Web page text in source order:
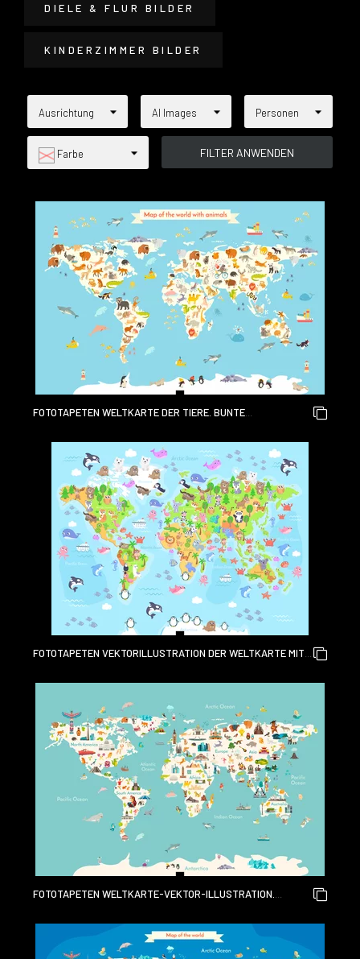
DIELE & FLUR BILDER
KINDERZIMMER BILDER
Ausrichtung AI Images Personen
Farbe
FOTOTAPETEN WELTKARTE DER TIERE. BUNTE
VORSCHULE, BILDUNG, BABY, KONTINENTE, OZEANE,
GEZEICHNET, ERDE
FOTOTAPETEN VEKTORILLUSTRATION DER WELTKARTE MIT
FOTOTAPETEN WELTKARTE-VEKTOR-ILLUSTRATION.
ZEICHNEN HANDSYMBOL. WELTVEKTORPOSTER FÜR KINDER,
NIEDLICH ILLUSTRIERT. REISEKONZEPTKARTE